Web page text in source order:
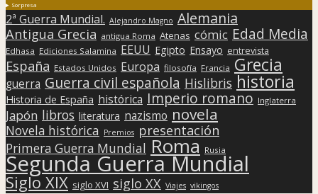
Sorpresa
2ª Guerra Mundial. Alejandro Magno Alemania
Antigua Grecia antigua Roma Atenas cómic Edad Media
Edhasa Ediciones Salamina EEUU Egipto Ensayo entrevista
España Estados Unidos Europa filosofía Francia Grecia
guerra Guerra civil española Hislibris historia
Historia de España histórica Imperio romano Inglaterra
Japón libros literatura nazismo novela
Novela histórica Premios presentación
Primera Guerra Mundial Roma Rusia
Segunda Guerra Mundial
Siglo XIX siglo XVI siglo XX Viajes vikingos